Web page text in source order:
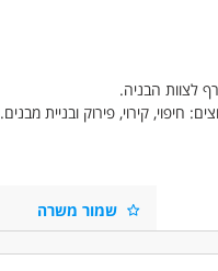
לצוות הבניה.
קירוי, פירוק ובניית מבנים.
שמור משרה